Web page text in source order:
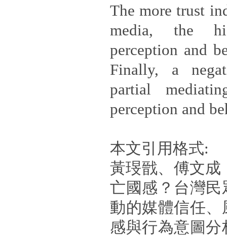
The more trust
media, the
perception and
Finally, a
partial
perception and
本文引用格式:
黃琝戩、傅文成
亡國感？台灣
動的媒體信任
感與行為意圖